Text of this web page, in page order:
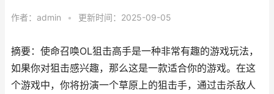
作者： admin • 更新时间：2025-09-05
摘要：使命召唤OL狙击高手是一种非常有趣的游戏玩法，
如果你对狙击感兴趣，那么这是一款适合你的游戏。在这
个游戏中，你将扮演一个草原上的狙击手，通过击杀敌人